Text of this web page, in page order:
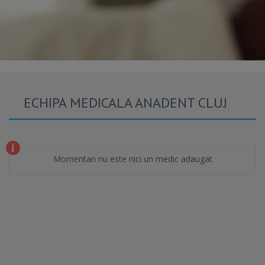
ECHIPA MEDICALA ANADENT CLUJ
Momentan nu este nici un medic adaugat